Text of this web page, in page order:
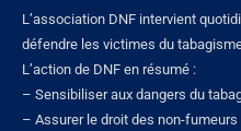
L’association DNF intervient
défendre les victimes du
L’action de DNF en résumé :
– Sensibiliser aux dangers du
– Assurer le droit des non-